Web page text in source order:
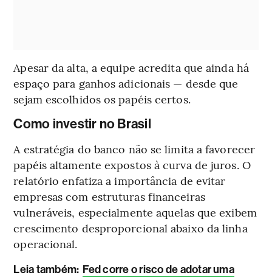
Apesar da alta, a equipe acredita que ainda há
espaço para ganhos adicionais — desde que
sejam escolhidos os papéis certos.
Como investir no Brasil
A estratégia do banco não se limita a favorecer
papéis altamente expostos à curva de juros. O
relatório enfatiza a importância de evitar
empresas com estruturas financeiras
vulneráveis, especialmente aquelas que exibem
crescimento desproporcional abaixo da linha
operacional.
Leia também: Fed corre o risco de adotar uma